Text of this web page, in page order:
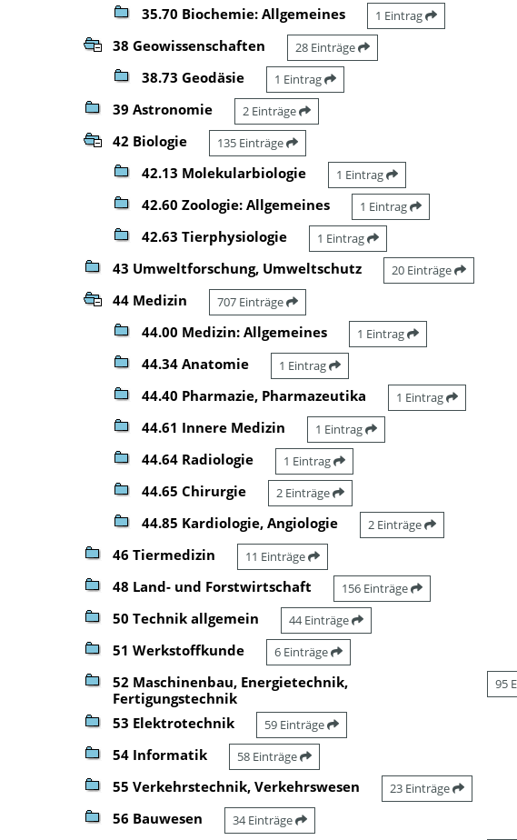
35.70 Biochemie: Allgemeines 1 Eintrag
38 Geowissenschaften 28 Einträge
38.73 Geodäsie 1 Eintrag
39 Astronomie 2 Einträge
42 Biologie 135 Einträge
42.13 Molekularbiologie 1 Eintrag
42.60 Zoologie: Allgemeines 1 Eintrag
42.63 Tierphysiologie 1 Eintrag
43 Umweltforschung, Umweltschutz 20 Einträge
44 Medizin 707 Einträge
44.00 Medizin: Allgemeines 1 Eintrag
44.34 Anatomie 1 Eintrag
44.40 Pharmazie, Pharmazeutika 1 Eintrag
44.61 Innere Medizin 1 Eintrag
44.64 Radiologie 1 Eintrag
44.65 Chirurgie 2 Einträge
44.85 Kardiologie, Angiologie 2 Einträge
46 Tiermedizin 11 Einträge
48 Land- und Forstwirtschaft 156 Einträge
50 Technik allgemein 44 Einträge
51 Werkstoffkunde 6 Einträge
52 Maschinenbau, Energietechnik,
Fertigungstechnik
95
53 Elektrotechnik 59 Einträge
54 Informatik 58 Einträge
55 Verkehrstechnik, Verkehrswesen 23 Einträge
56 Bauwesen 34 Einträge